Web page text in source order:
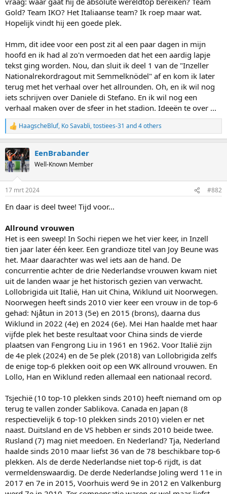
Gold? Team IKO? Het Italiaanse team? Ik roep maar wat.
Hopelijk vindt hij een goede plek.
Hmm, dit idee voor een post zit al een paar dagen in mijn
hoofd en ik had al zo'n vermoeden dat het een aardig lapje
tekst ging worden. Nou, dan sluit ik deel 1 van de "Inzeller
Nationalrekordragout mit Semmelknödel" af en kom ik later
terug met het verhaal over het allrounden. Oh, en ik wil nog
iets schrijven over Daniele di Stefano. En ik wil nog een
verhaal maken over de sfeer in het stadion. Ideeën te over ...
R
e
c
t
i
s
HaagscheBluf, Ko Savabli,tostiees-31 and 4 others
EenBrabander
Well-Known Member
17 mrt 2024 #882
En daar is deel twee! Tijd voor...
Allround vrouwen
Het is een sweep! In Sochi riepen we het vier keer, in Inzell
tien jaar later één keer. Een grandioze titel van Joy Beune was
het. Maar daarachter was wel iets aan de hand. De
concurrentie achter de drie Nederlandse vrouwen kwam niet
uit de landen waar je het historisch gezien van verwacht.
Lollobrigida uit Italië, Han uit China, Wiklund uit Noorwegen.
Noorwegen heeft sinds 2010 vier keer een vrouw in de top-6
gehad: Njåtun in 2013 (5e) en 2015 (brons), daarna dus
Wiklund in 2022 (4e) en 2024 (6e). Mei Han haalde met haar
vijfde plek het beste resultaat voor China sinds de vierde
plaatsen van Fengrong Liu in 1961 en 1962. Voor Italië zijn
de 4e plek (2024) en de 5e plek (2018) van Lollobrigida zelfs
de enige top-6 plekken ooit op een WK allround vrouwen. En
Lollo, Han en Wiklund reden allemaal een nationaal record.
Tsjechië (10 top-10 plekken sinds 2010) heeft niemand om op
terug te vallen zonder Sablikova. Canada en Japan (8
respectievelijk 6 top-10 plekken sinds 2010) vielen er net
naast. Duitsland en de VS hebben er sinds 2010 beide twee.
Rusland (7) mag niet meedoen. En Nederland? Tja, Nederland
haalde sinds 2010 maar liefst 36 van de 78 beschikbare top-6
plekken. Als de derde Nederlandse niet top-6 rijdt, is dat
vermeldenswaardig. De derde Nederlandse Joling werd 11e in
2017 en 7e in 2015, Voorhuis werd 9e in 2012 en Valkenburg